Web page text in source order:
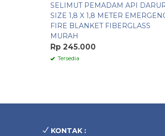
SELIMUT PEMADAM API
SIZE 1,8 X 1,8 METER
FIRE BLANKET FIBERGLASS
MURAH
Rp 245.000
Tersedia
KONTAK :